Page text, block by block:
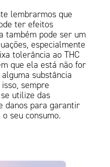
lembrarmos que
ter efeitos
também pode ser um
especialmente
tolerância ao THC
que ela está não for
substância
sempre
utilize das
danos para garantir
seu consumo.